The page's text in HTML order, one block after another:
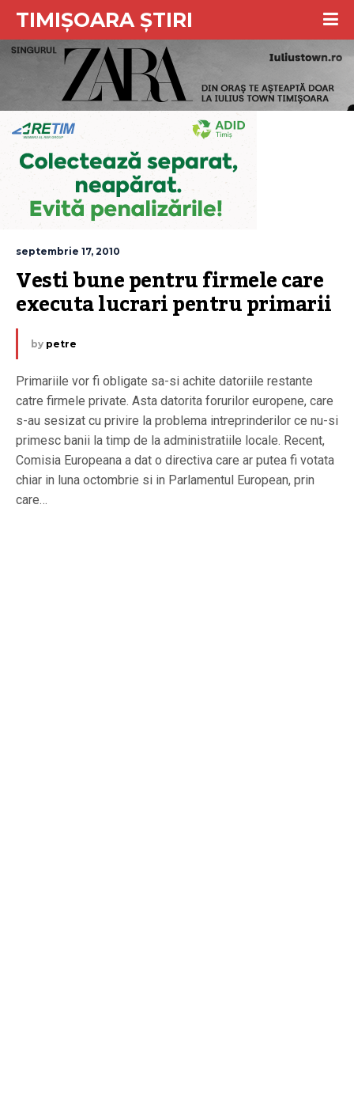
TIMIȘOARA ȘTIRI
septembrie 17, 2010
Vesti bune pentru firmele care
executa lucrari pentru primarii
by petre
Primariile vor fi obligate sa-si achite datoriile restante
catre firmele private. Asta datorita forurilor europene, care
s-au sesizat cu privire la problema intreprinderilor ce nu-si
primesc banii la timp de la administratiile locale. Recent,
Comisia Europeana a dat o directiva care ar putea fi votata
chiar in luna octombrie si in Parlamentul European, prin
care…